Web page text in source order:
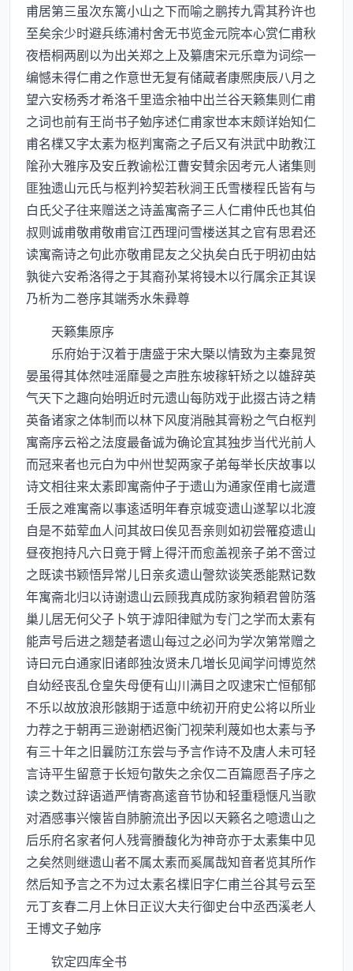
甫居第三虽次东篱小山之下而喻之鹏抟九霄其矜许也
至矣余少时避兵练浦村舍无书览金元院本心赏仁甫秋
夜梧桐两剧以为出关郑之上及纂唐宋元乐章为词综一
编憾未得仁甫之作意世无复有储蔵者康熈庚辰八月之
望六安杨秀才希洛千里造余袖中出兰谷天籁集则仁甫
之词也前有王尚书子勉序述仁甫家世本末颇详始知仁
甫名檏又字太素为枢判寓斋之子后又有洪武中助教江
隂孙大雅序及安丘教谕松江曹安賛余因考元人诸集则
匪独遗山元氏与枢判衿契若秋涧王氏雪楼程氏皆有与
白氏父子往来赠送之诗盖寓斋子三人仁甫仲氏也其伯
叔则诚甫敬甫敬甫官江西理问雪楼送其之官有思君还
读寓斋诗之句此亦敬甫昆友之父执矣白氏于明初由姑
孰徙六安希洛得之于其裔孙某将锓木以行属余正其误
乃析为二巻序其端秀水朱彛尊
天籁集原序
乐府始于汉着于唐盛于宋大槩以情致为主秦晁贺
晏虽得其体然哇滛靡曼之声胜东坡稼轩矫之以雄辞英
气天下之趣向始明近时元遗山每防戏于此掇古诗之精
英备诸家之体制而以林下风度消融其膏粉之气白枢判
寓斋序云裕之法度最备诚为确论宜其独步当代光前人
而冠来者也元白为中州世契两家子弟每举长庆故事以
诗文相往来太素即寓斋仲子于遗山为通家侄甫七嵗遭
壬辰之难寓斋以事逺适明年春京城变遗山遂挈以北渡
自是不茹荤血人问其故曰俟见吾亲则如初尝罹疫遗山
昼夜抱持凡六日竟于臂上得汗而愈盖视亲子弟不啻过
之既读书颖悟异常儿日亲炙遗山謦欬谈笑悉能黙记数
年寓斋北归以诗谢遗山云顾我真成防家狗頼君曾防落
巢儿居无何父子卜筑于滹阳律赋为专门之学而太素有
能声号后进之翘楚者遗山每过之必问为学次第常赠之
诗曰元白通家旧诸郎独汝贤未几増长见闻学问博览然
自幼经丧乱仓皇失母便有山川满目之叹逮宋亡恒郁郁
不乐以故放浪形骸期于适意中统初开府史公将以所业
力荐之于朝再三逊谢栖迟衡门视荣利蔑如也太素与予
有三十年之旧曩防江东尝与予言作诗不及唐人未可轻
言诗平生留意于长短句散失之余仅二百篇愿吾子序之
读之数过辞语遒严情寄髙逺音节协和轻重穏惬凡当歌
对酒感事兴懐皆自肺腑流出予因以天籁名之噫遗山之
后乐府名家者何人残膏賸馥化为神竒亦于太素集中见
之矣然则继遗山者不属太素而奚属哉知音者览其所作
然后知予言之不为过太素名檏旧字仁甫兰谷其号云至
元丁亥春二月上休日正议大夫行御史台中丞西溪老人
王博文子勉序
钦定四库全书